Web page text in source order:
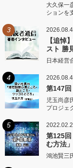
大久保一
ションを
3 2026.08.4
【追悼
スト 勝
日本経営
4 2026.08.4
第147
児玉尚彦
プロジ
5 2022.02.2
第125回
む方法」
鴻池賢三